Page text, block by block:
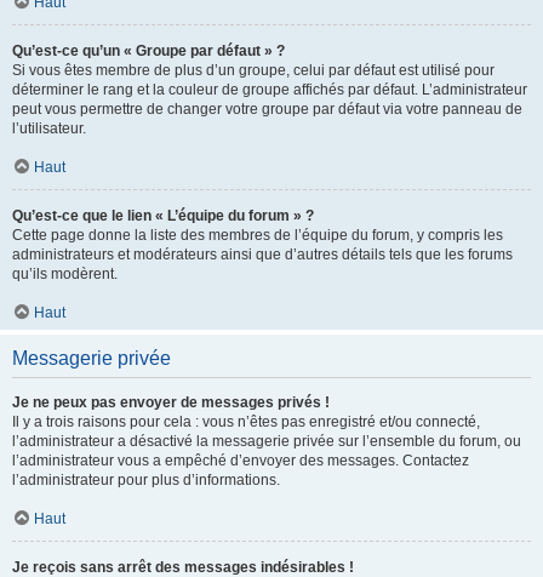
Qu’est-ce qu’un « Groupe par défaut » ?
Si vous êtes membre de plus d’un groupe, celui par défaut est utilisé pour
déterminer le rang et la couleur de groupe affichés par défaut. L’administrateur
peut vous permettre de changer votre groupe par défaut via votre panneau de
l’utilisateur.
Haut
Qu’est-ce que le lien « L’équipe du forum » ?
Cette page donne la liste des membres de l’équipe du forum, y compris les
administrateurs et modérateurs ainsi que d’autres détails tels que les forums
qu’ils modèrent.
Haut
Messagerie privée
Je ne peux pas envoyer de messages privés !
Il y a trois raisons pour cela : vous n’êtes pas enregistré et/ou connecté,
l’administrateur a désactivé la messagerie privée sur l’ensemble du forum, ou
l’administrateur vous a empêché d’envoyer des messages. Contactez
l’administrateur pour plus d’informations.
Haut
Je reçois sans arrêt des messages indésirables !